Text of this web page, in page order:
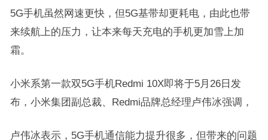
5G手机虽然网速更快，但5G基带却更耗电，由此也带
来续航上的压力，让本来每天充电的手机更加雪上加
霜。
小米系第一款双5G手机Redmi 10X即将于5月26日发
布，小米集团副总裁、Redmi品牌总经理卢伟冰强调，
卢伟冰表示，5G手机通信能力提升很多，但带来的问题